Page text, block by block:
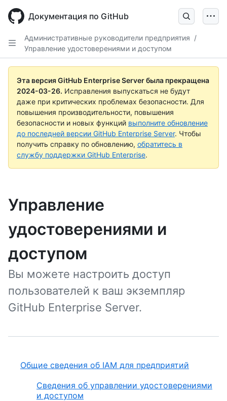
main
Документация по GitHub
Административные руководители предприятия /
Управление удостоверениями и доступом
Эта версия GitHub Enterprise Server была прекращена
2024-03-26. Исправления выпускаться не будут
даже при критических проблемах безопасности. Для
повышения производительности, повышения
безопасности и новых функций выполните обновление
до последней версии GitHub Enterprise Server. Чтобы
получить справку по обновлению, обратитесь в
службу поддержки GitHub Enterprise.
Управление
удостоверениями и
доступом
Вы можете настроить доступ
пользователей к ваш экземпляр
GitHub Enterprise Server.
Общие сведения об IAM для предприятий
Сведения об управлении удостоверениями
и доступом